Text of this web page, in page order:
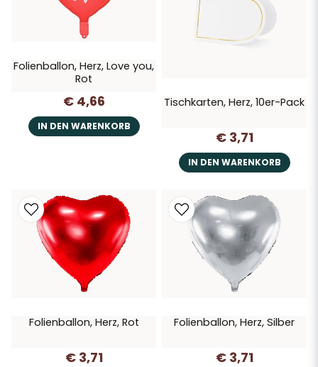
Folienballon, Herz, Love you,
Rot
€ 4,66
IN DEN WARENKORB
Tischkarten, Herz, 10er-Pack
€ 3,71
IN DEN WARENKORB
Folienballon, Herz, Rot
€ 3,71
Folienballon, Herz, Silber
€ 3,71